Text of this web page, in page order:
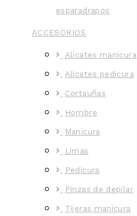
esparadrapos
ACCESORIOS
Alicates manicura
Alicates pedicura
Cortauñas
Hombre
Manicura
Limas
Pedicura
Pinzas de depilar
Tijeras manicura